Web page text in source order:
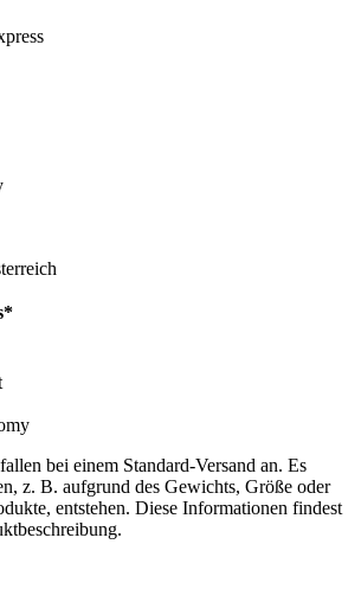
bei einem Standard-Versand an. Es
z. B. aufgrund des Gewichts, Größe oder
entstehen. Diese Informationen findest